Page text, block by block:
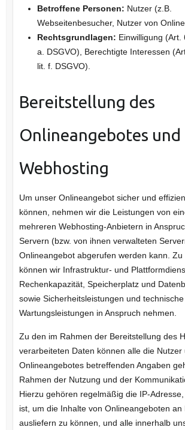
Betroffene Personen: Nutzer (z.B.
Webseitenbesucher, Nutzer von
Rechtsgrundlagen: Einwilligung (Art.
a. DSGVO), Berechtigte Interessen
lit. f. DSGVO).
Bereitstellung des
Onlineangebotes und
Webhosting
Um unser Onlineangebot sicher und
können, nehmen wir die Leistungen von
mehreren Webhosting-Anbietern in
Servern (bzw. von ihnen verwalteten
Onlineangebot abgerufen werden kann. Zu
können wir Infrastruktur- und
Rechenkapazität, Speicherplatz und
sowie Sicherheitsleistungen und technische
Wartungsleistungen in Anspruch nehmen.
Zu den im Rahmen der Bereitstellung des
verarbeiteten Daten können alle die Nutzer
Onlineangebotes betreffenden Angaben
Rahmen der Nutzung und der
Hierzu gehören regelmäßig die IP-
ist, um die Inhalte von Onlineangeboten an
ausliefern zu können, und alle innerhalb